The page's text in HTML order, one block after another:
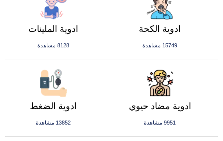
ادوية الملينات
8128 مشاهدة
ادوية الكحة
15749 مشاهدة
ادوية الضغط
13852 مشاهدة
ادوية مضاد حيوي
9951 مشاهدة